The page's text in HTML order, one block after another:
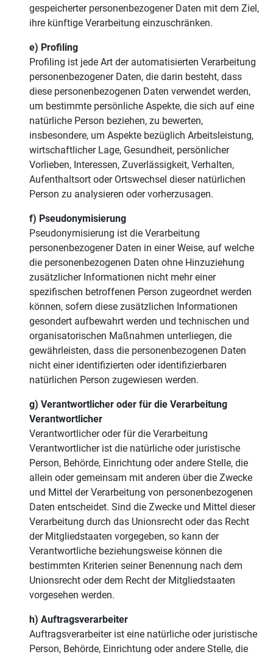
gespeicherter personenbezogener Daten mit dem Ziel,
ihre künftige Verarbeitung einzuschränken.
e) Profiling
Profiling ist jede Art der automatisierten Verarbeitung
personenbezogener Daten, die darin besteht, dass
diese personenbezogenen Daten verwendet werden,
um bestimmte persönliche Aspekte, die sich auf eine
natürliche Person beziehen, zu bewerten,
insbesondere, um Aspekte bezüglich Arbeitsleistung,
wirtschaftlicher Lage, Gesundheit, persönlicher
Vorlieben, Interessen, Zuverlässigkeit, Verhalten,
Aufenthaltsort oder Ortswechsel dieser natürlichen
Person zu analysieren oder vorherzusagen.
f) Pseudonymisierung
Pseudonymisierung ist die Verarbeitung
personenbezogener Daten in einer Weise, auf welche
die personenbezogenen Daten ohne Hinzuziehung
zusätzlicher Informationen nicht mehr einer
spezifischen betroffenen Person zugeordnet werden
können, sofern diese zusätzlichen Informationen
gesondert aufbewahrt werden und technischen und
organisatorischen Maßnahmen unterliegen, die
gewährleisten, dass die personenbezogenen Daten
nicht einer identifizierten oder identifizierbaren
natürlichen Person zugewiesen werden.
g) Verantwortlicher oder für die Verarbeitung
Verantwortlicher
Verantwortlicher oder für die Verarbeitung
Verantwortlicher ist die natürliche oder juristische
Person, Behörde, Einrichtung oder andere Stelle, die
allein oder gemeinsam mit anderen über die Zwecke
und Mittel der Verarbeitung von personenbezogenen
Daten entscheidet. Sind die Zwecke und Mittel dieser
Verarbeitung durch das Unionsrecht oder das Recht
der Mitgliedstaaten vorgegeben, so kann der
Verantwortliche beziehungsweise können die
bestimmten Kriterien seiner Benennung nach dem
Unionsrecht oder dem Recht der Mitgliedstaaten
vorgesehen werden.
h) Auftragsverarbeiter
Auftragsverarbeiter ist eine natürliche oder juristische
Person, Behörde, Einrichtung oder andere Stelle, die